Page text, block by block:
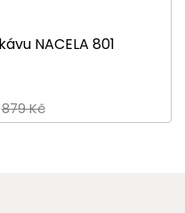
NACELA 801
879 Kč